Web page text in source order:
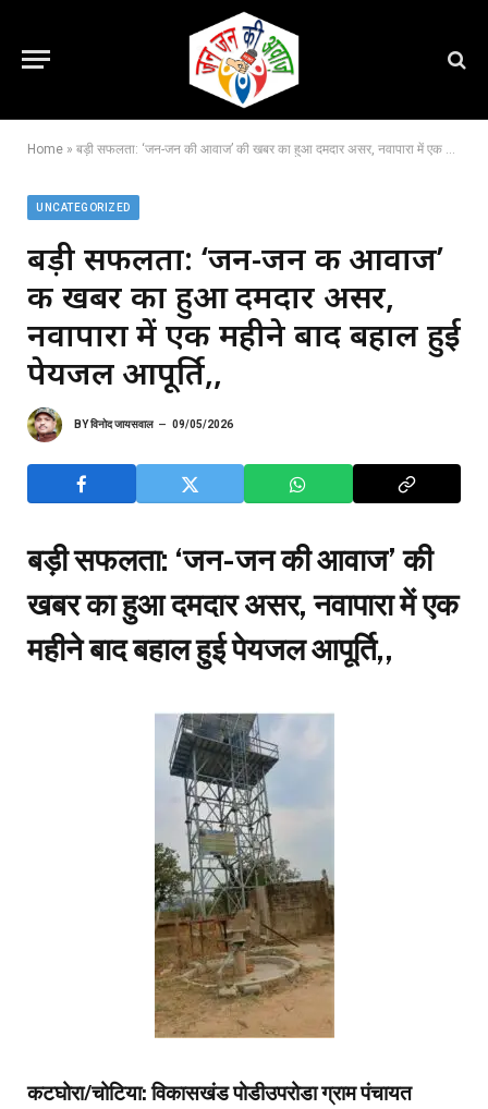
Home » बड़ी सफलता: ‘जन-जन की आवाज’ की खबर का हुआ दमदार असर, नवापारा में एक महीने बाद बहाल हुई पेयजल आपूर्ति,,
UNCATEGORIZED
बड़ी सफलता: ‘जन-जन की आवाज’
की खबर का हुआ दमदार असर,
नवापारा में एक महीने बाद बहाल हुई
पेयजल आपूर्ति,,
BYविनोद जायसवाल 09/05/2026
बड़ी सफलता: ‘जन-जन की आवाज’ की
खबर का हुआ दमदार असर, नवापारा में एक
महीने बाद बहाल हुई पेयजल आपूर्ति,,
​कटघोरा/चोटिया: विकासखंड पोडीउपरोडा ग्राम पंचायत